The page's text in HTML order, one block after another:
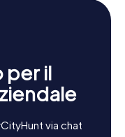
per il
via chat